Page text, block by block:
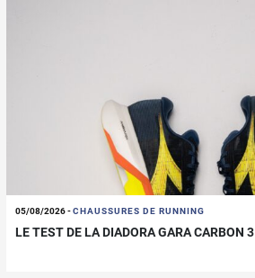
05/08/2026-CHAUSSURES DE RUNNING
LE TEST DE LA DIADORA GARA CARBON 3